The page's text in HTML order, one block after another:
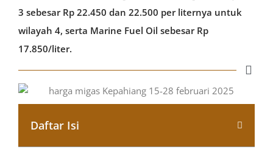
3 sebesar Rp 22.450 dan 22.500 per liternya untuk
wilayah 4, serta Marine Fuel Oil sebesar Rp
17.850/liter.
Daftar Isi